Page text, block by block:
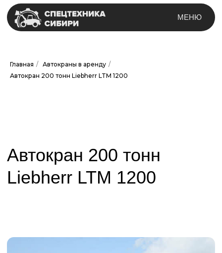
Главная / Автокраны в аренду /
Автокран 200 тонн Liebherr LTM 1200